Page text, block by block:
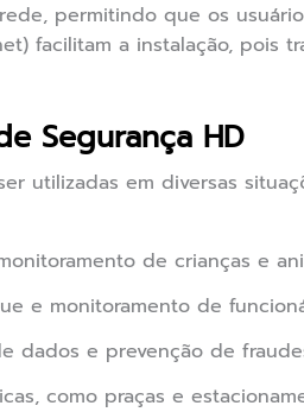
permitindo que os
facilitam a instalação, pois
Segurança HD
utilizadas em diversas
de crianças e
e monitoramento de
dados e prevenção de
como praças e